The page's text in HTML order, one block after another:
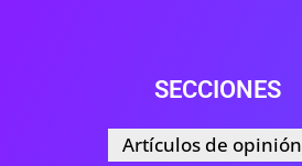
SECCIONES
Artículos de opinión